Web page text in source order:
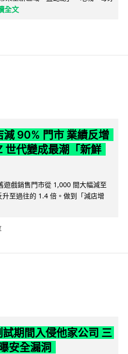
全文
減 90% 門市 業績反增
世代變成最潮「新鮮
遊戲銷售門市從 1,000 間大幅減至
至過往的 1.4 倍。做到「減店增
期間入侵他家公司 三
安全漏洞